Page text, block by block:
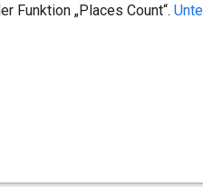
Funktion „Places Count“.